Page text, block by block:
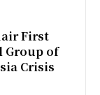
First
Group of
Crisis